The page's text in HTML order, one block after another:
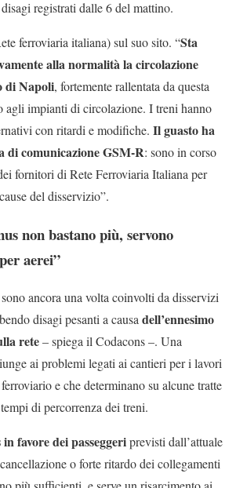
registrati dalle 6 del mattino.
ferroviaria italiana) sul suo sito. “Sta
alla normalità la circolazione
di Napoli, fortemente rallentata da questa
agli impianti di circolazione. I treni hanno
con ritardi e modifiche. Il guasto ha
di comunicazione GSM-R: sono in corso
fornitori di Rete Ferroviaria Italiana per
del disservizio”.
non bastano più, servono
aerei”
ancora una volta coinvolti da disservizi
disagi pesanti a causadell’ennesimo
rete– spiega il Codacons –. Una
ai problemi legati ai cantieri per i lavori
e che determinano su alcune tratte
di percorrenza dei treni.
favore dei passeggeriprevisti dall’attuale
o forte ritardo dei collegamenti